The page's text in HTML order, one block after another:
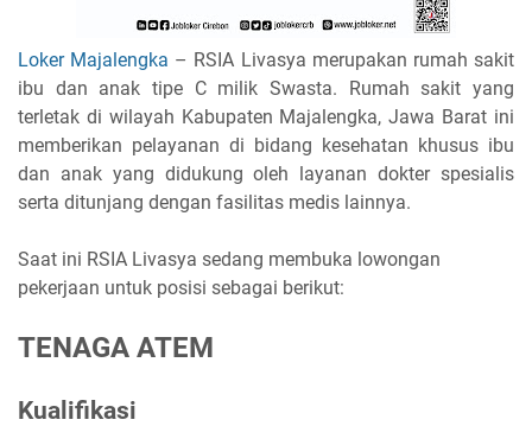
Loker Majalengka – RSIA Livasya merupakan rumah sakit
ibu dan anak tipe C milik Swasta. Rumah sakit yang
terletak di wilayah Kabupaten Majalengka, Jawa Barat ini
memberikan pelayanan di bidang kesehatan khusus ibu
dan anak yang didukung oleh layanan dokter spesialis
serta ditunjang dengan fasilitas medis lainnya.
Saat ini RSIA Livasya sedang membuka lowongan
pekerjaan untuk posisi sebagai berikut:
TENAGA ATEM
Kualifikasi